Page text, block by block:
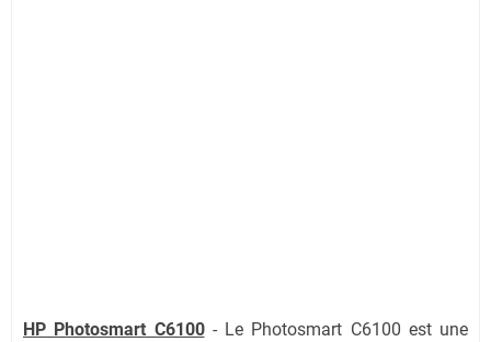
HP Photosmart C6100 - Le Photosmart C6100 est une